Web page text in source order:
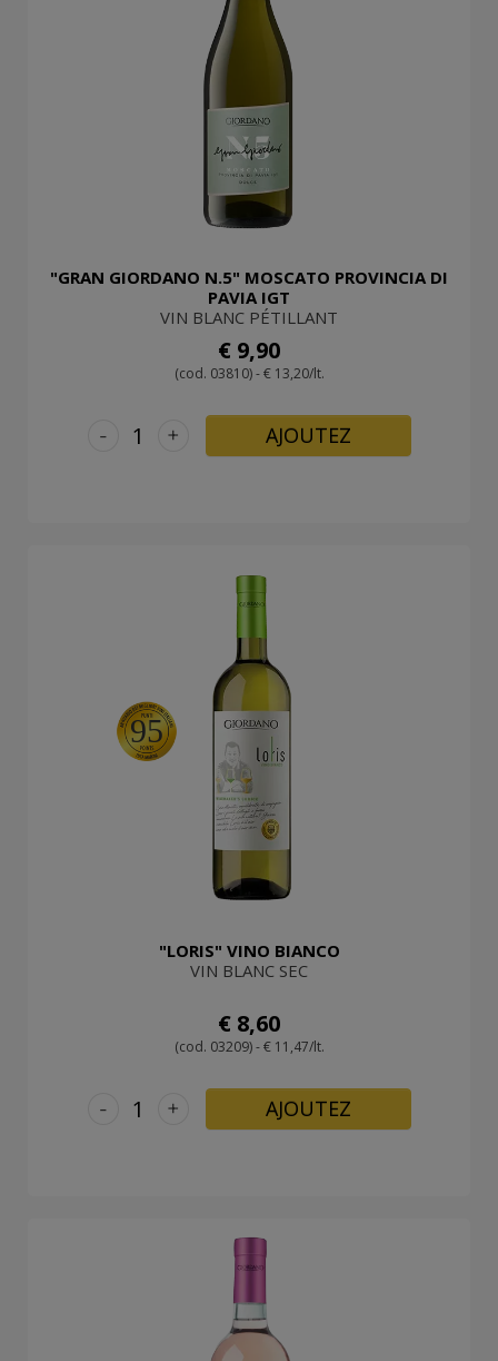
"GRAN GIORDANO N.5" MOSCATO PROVINCIA DI
PAVIA IGT
VIN BLANC PÉTILLANT
€ 9,90
(cod. 03810) - € 13,20/lt.
+
- AJOUTEZ
95
"LORIS" VINO BIANCO
VIN BLANC SEC
€ 8,60
(cod. 03209) - € 11,47/lt.
+
- AJOUTEZ